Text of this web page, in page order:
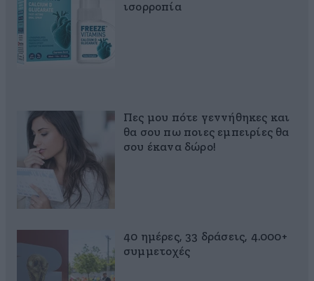
ισορροπία
Πες μου πότε γεννήθηκες και
θα σου πω ποιες εμπειρίες θα
σου έκανα δώρο!
40 ημέρες, 33 δράσεις, 4.000+
συμμετοχές